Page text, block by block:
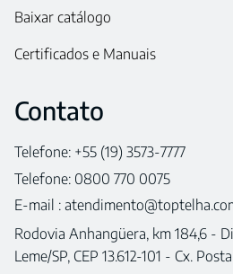
Baixar catálogo
Certificados e Manuais
Contato
Telefone: +55 (19) 3573-7777
Telefone: 0800 770 0075
E-mail :
Rodovia Anhangüera, km 184,6 -
Leme/SP, CEP 13.612-101 - Cx.